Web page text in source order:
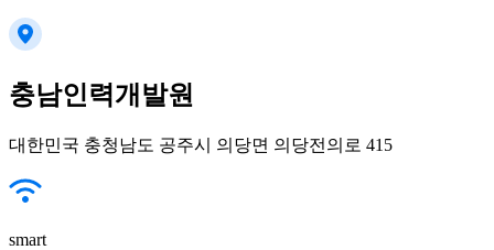
충남인력개발원
대한민국 충청남도 공주시 의당면 의당전의로 415
smart